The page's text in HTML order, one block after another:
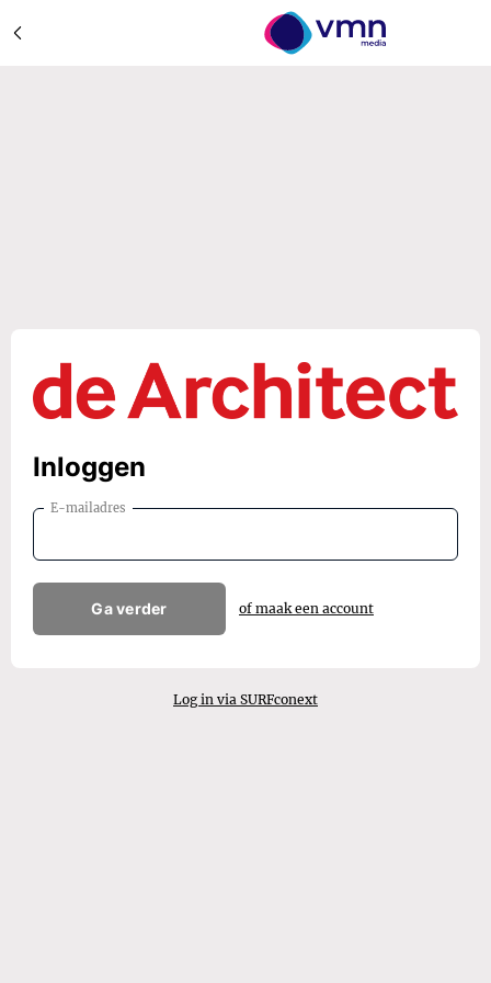
Inloggen
E-mailadres
Ga verder of maak een account
Log in via SURFconext